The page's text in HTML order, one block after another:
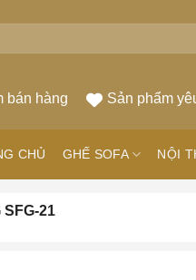
bán hàng Sản phẩm
CHỦ GHẾ SOFA NỘI
SFG-21